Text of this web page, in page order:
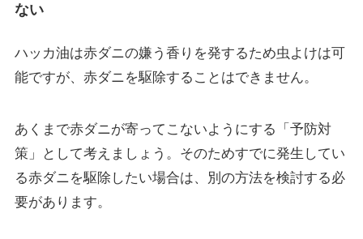
ない
ハッカ油は赤ダニの嫌う香りを発するため虫よけは可
能ですが、赤ダニを駆除することはできません。
あくまで赤ダニが寄ってこないようにする
「予防対
策」として考えましょう 。そのためすでに発生してい
る赤ダニを駆除したい場合は、別の方法を検討する必
要があります。